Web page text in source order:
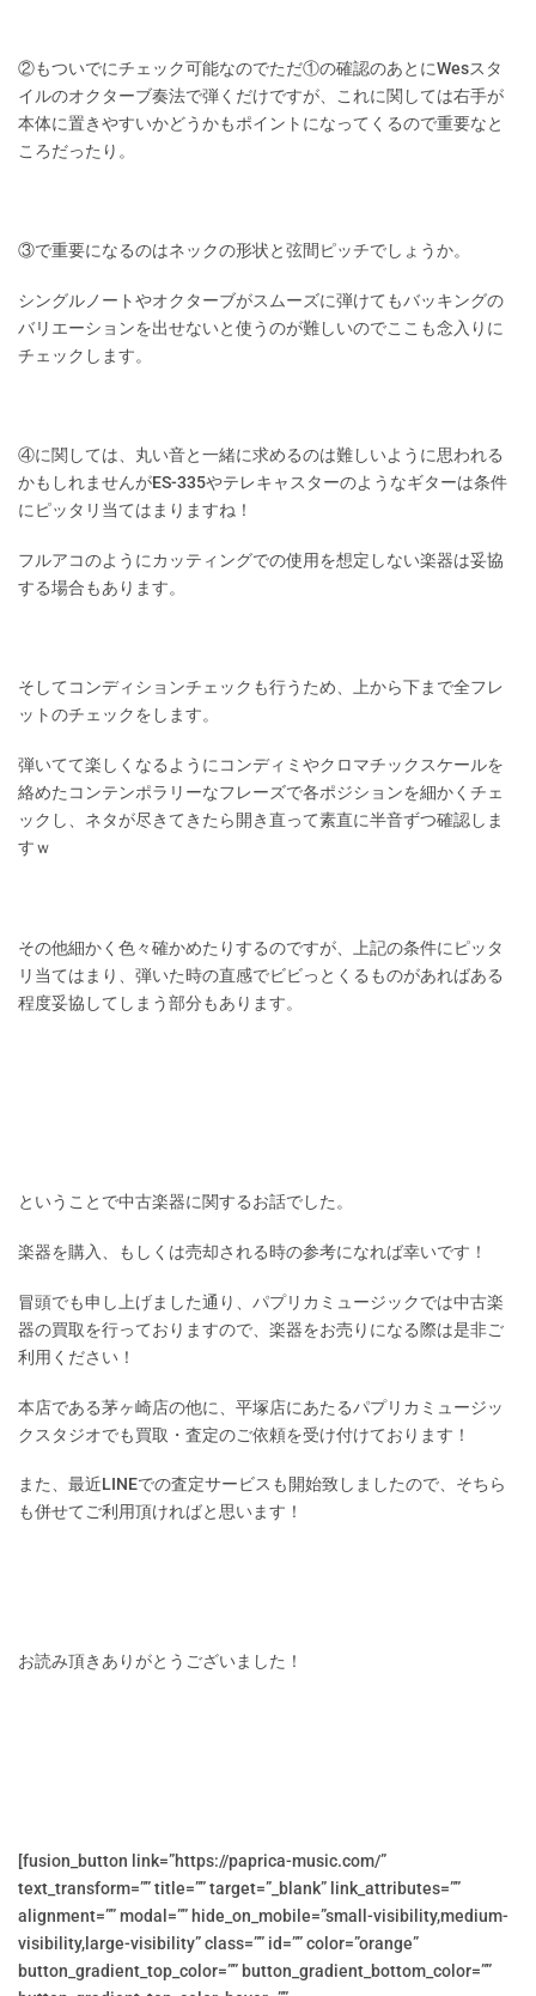
②もついでにチェック可能なのでただ①の確認のあとにWesスタ
イルのオクターブ奏法で弾くだけですが、これに関しては右手が
本体に置きやすいかどうかもポイントになってくるので重要なと
ころだったり。
③で重要になるのはネックの形状と弦間ピッチでしょうか。
シングルノートやオクターブがスムーズに弾けてもバッキングの
バリエーションを出せないと使うのが難しいのでここも念入りに
チェックします。
④に関しては、丸い音と一緒に求めるのは難しいように思われる
かもしれませんがES-335やテレキャスターのようなギターは条件
にピッタリ当てはまりますね！
フルアコのようにカッティングでの使用を想定しない楽器は妥協
する場合もあります。
そしてコンディションチェックも行うため、上から下まで全フレ
ットのチェックをします。
弾いてて楽しくなるようにコンディミやクロマチックスケールを
絡めたコンテンポラリーなフレーズで各ポジションを細かくチェ
ックし、ネタが尽きてきたら開き直って素直に半音ずつ確認しま
すｗ
その他細かく色々確かめたりするのですが、上記の条件にピッタ
リ当てはまり、弾いた時の直感でビビっとくるものがあればある
程度妥協してしまう部分もあります。
ということで中古楽器に関するお話でした。
楽器を購入、もしくは売却される時の参考になれば幸いです！
冒頭でも申し上げました通り、パプリカミュージックでは中古楽
器の買取を行っておりますので、楽器をお売りになる際は是非ご
利用ください！
本店である茅ヶ崎店の他に、平塚店にあたるパプリカミュージッ
クスタジオでも買取・査定のご依頼を受け付けております！
また、最近LINEでの査定サービスも開始致しましたので、そちら
も併せてご利用頂ければと思います！
お読み頂きありがとうございました！
[fusion_button link=”https://paprica-music.com/”
text_transform=”” title=”” target=”_blank” link_attributes=””
alignment=”” modal=”” hide_on_mobile=”small-visibility,medium-
visibility,large-visibility” class=”” id=”” color=”orange”
button_gradient_top_color=”” button_gradient_bottom_color=””